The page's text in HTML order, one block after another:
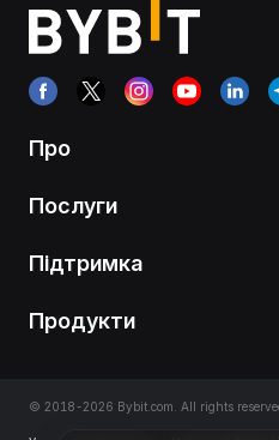
Про
Послуги
Підтримка
Продукти
© 2018-2026 Bybit.com. All rights